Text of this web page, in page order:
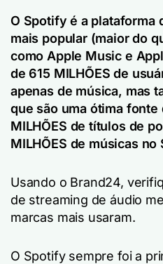
O Spotify é a plataforma
mais popular (maior do
como Apple Music e
de 615 MILHÕES de
apenas de música, mas
que são uma ótima
MILHÕES de títulos de
MILHÕES de músicas no
Usando o Brand24,
de streaming de áudio
marcas mais usaram.
O Spotify sempre foi a